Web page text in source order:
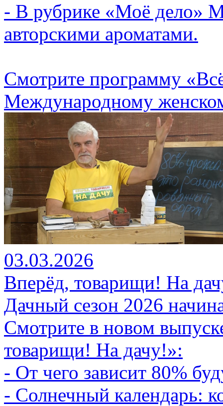
- В рубрике «Моё дело»
авторскими ароматами.
Смотрите программу
Международному
03.03.2026
Вперёд, товарищи! На
Дачный сезон 2026
Смотрите в новом
товарищи! На дачу!»:
- От чего зависит 80%
- Солнечный календарь: